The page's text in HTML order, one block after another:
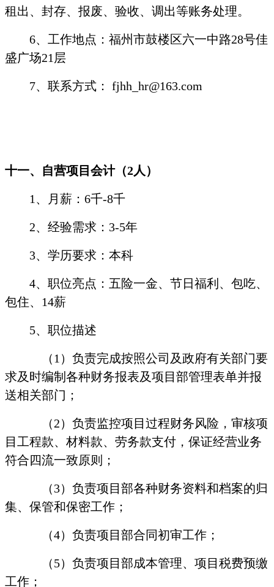
租出、封存、报废、验收、调出等账务处理。
6、工作地点：福州市鼓楼区六一中路28号佳
盛广场21 层
7、联系方式： fjhh_hr@163.com
十一、自营项目会计（2人）
1 、月薪： 6千-8千
2、经验需求： 3-5年
3、学历要求：本科
4、职位亮点：五险一金、节日福利、包吃、
包住、 14薪
5、职位描述
（1 ）负责完成按照公司及政府有关部门要
求及时编制各种财务报表及项目部管理表单并报
送相关部门；
（2）负责监控项目过程财务风险，审核项
目工程款、材料款、劳务款支付，保证经营业务
符合四流一致原则；
（3）负责项目部各种财务资料和档案的归
集、保管和保密工作；
（4）负责项目部合同初审工作；
（5）负责项目部成本管理、项目税费预缴
工作；